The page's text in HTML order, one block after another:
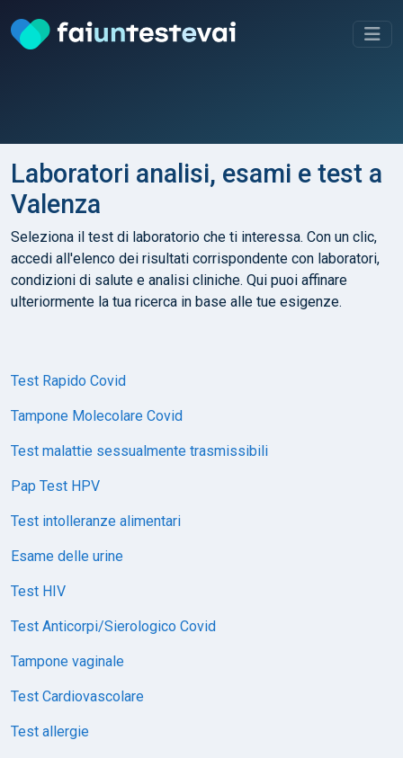
Laboratori analisi, esami e test a
Valenza
Seleziona il test di laboratorio che ti interessa. Con un clic,
accedi all'elenco dei risultati corrispondente con laboratori,
condizioni di salute e analisi cliniche. Qui puoi affinare
ulteriormente la tua ricerca in base alle tue esigenze.
Test Rapido Covid
Tampone Molecolare Covid
Test malattie sessualmente trasmissibili
Pap Test HPV
Test intolleranze alimentari
Esame delle urine
Test HIV
Test Anticorpi/Sierologico Covid
Tampone vaginale
Test Cardiovascolare
Test allergie